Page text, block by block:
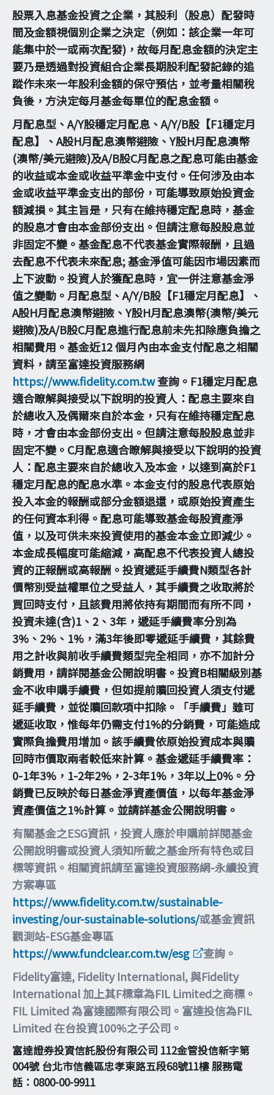
股票入息基金投資之企業，其股利（股息）配發時
間及金額視個別企業之決定（例如：該企業一年可
能集中於一或兩次配發)，故每月配息金額的決定主
要乃是透過對投資組合企業長期股利配發記錄的追
蹤作未來一年股利金額的保守預估，並考量相關稅
負後，方決定每月基金每單位的配息金額。
月配息型、A/Y股穩定月配息、A/Y/B股【F1穩定月
配息】、A股H月配息澳幣避險、Y股H月配息澳幣
(澳幣/美元避險)及A/B股C月配息之配息可能由基金
的收益或本金或收益平準金中支付。任何涉及由本
金或收益平準金支出的部份，可能導致原始投資金
額減損。其主旨是，只有在維持穩定配息時，基金
的股息才會由本金部份支出。但請注意每股股息並
非固定不變。基金配息不代表基金實際報酬，且過
去配息不代表未來配息; 基金淨值可能因市場因素而
上下波動。投資人於獲配息時，宜一併注意基金淨
值之變動。月配息型、A/Y/B股【F1穩定月配息】、
A股H月配息澳幣避險、Y股H月配息澳幣(澳幣/美元
避險)及A/B股C月配息進行配息前未先扣除應負擔之
相關費用。基金近12 個月內由本金支付配息之相關
資料，請至富達投資服務網
https://www.fidelity.com.tw查詢。F1穩定月配息
適合瞭解與接受以下說明的投資人：配息主要來自
於總收入及偶爾來自於本金，只有在維持穩定配息
時，才會由本金部份支出。但請注意每股股息並非
固定不變。C月配息適合瞭解與接受以下說明的投資
人：配息主要來自於總收入及本金，以達到高於F1
穩定月配息的配息水準。本金支付的股息代表原始
投入本金的報酬或部分金額退還，或原始投資產生
的任何資本利得。配息可能導致基金每股資產淨
值，以及可供未來投資使用的基金本金立即減少。
本金成長幅度可能縮減，高配息不代表投資人總投
資的正報酬或高報酬。投資遞延手續費N類型各計
價幣別受益權單位之受益人，其手續費之收取將於
買回時支付，且該費用將依持有期間而有所不同，
投資未達(含)1、2、3年，遞延手續費率分別為
3%、2%、1%，滿3年後即零遞延手續費，其餘費
用之計收與前收手續費類型完全相同，亦不加計分
銷費用，請詳閱基金公開說明書。投資B相關級別基
金不收申購手續費，但如提前贖回投資人須支付遞
延手續費，並從贖回款項中扣除。「手續費」雖可
遞延收取，惟每年仍需支付1%的分銷費，可能造成
實際負擔費用增加。該手續費依原始投資成本與贖
回時市價取兩者較低來計算。基金遞延手續費率：
0-1年3%，1-2年2%，2-3年1%，3年以上0%。分
銷費已反映於每日基金淨資產價值，以每年基金淨
資產價值之1%計算。並請詳基金公開說明書。
有關基金之ESG資訊，投資人應於申購前詳閱基金
公開說明書或投資人須知所載之基金所有特色或目
標等資訊。相關資訊請至富達投資服務網-永續投資
方案專區
https://www.fidelity.com.tw/sustainable-
investing/our-sustainable-solutions/或基金資訊
觀測站-ESG基金專區
https://www.fundclear.com.tw/esg
查詢。
Fidelity富達, Fidelity International, 與Fidelity
International 加上其F標章為FIL Limited之商標。
FIL Limited 為富達國際有限公司。富達投信為FIL
Limited 在台投資100%之子公司。
富達證券投資信託股份有限公司 112金管投信新字第
004號 台北市信義區忠孝東路五段68號11樓 服務電
話：0800-00-9911